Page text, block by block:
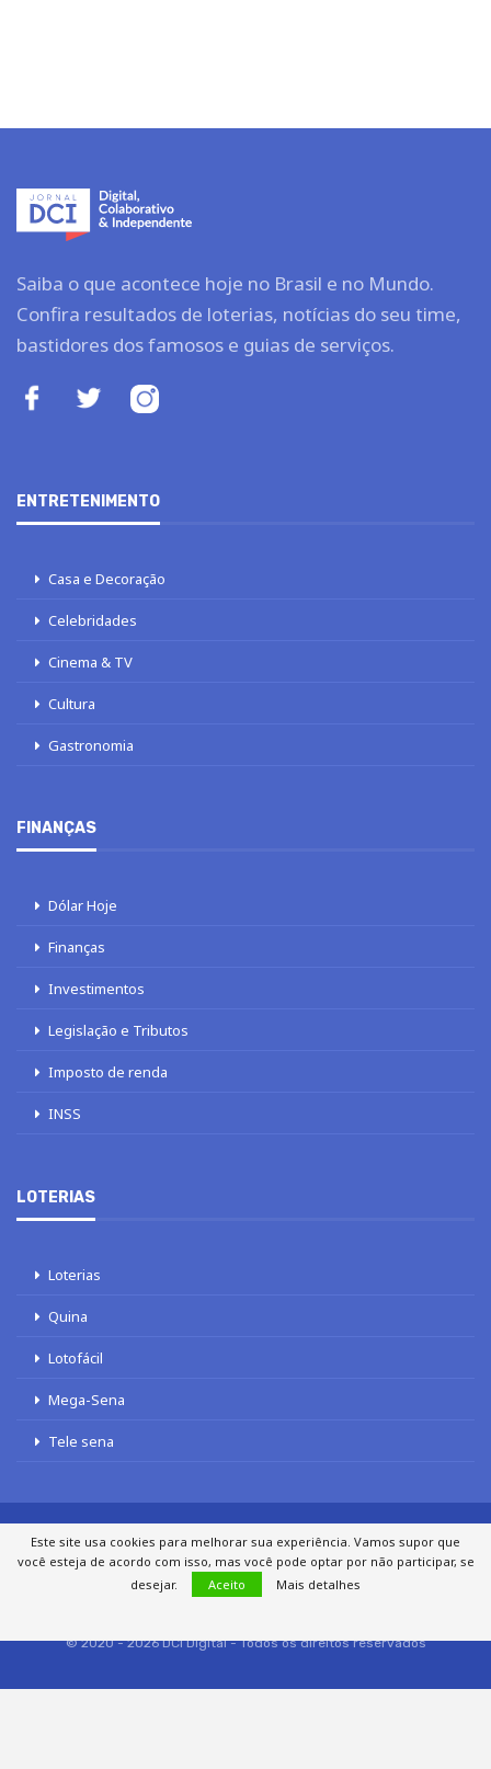
Saiba o que acontece hoje no Brasil e no Mundo.
Confira resultados de loterias, notícias do seu time,
bastidores dos famosos e guias de serviços.
ENTRETENIMENTO
Casa e Decoração
Celebridades
Cinema & TV
Cultura
Gastronomia
FINANÇAS
Dólar Hoje
Finanças
Investimentos
Legislação e Tributos
Imposto de renda
INSS
LOTERIAS
Loterias
Quina
Lotofácil
Mega-Sena
Tele sena
SOBRE NÓS AUTORES
FALE COM O JORNAL DCI
POLÍTICA DE PRIVACIDADE
TERMOS DE USO
© 2020 - 2026 DCI Digital - Todos os direitos reservados
Este site usa cookies para melhorar sua experiência. Vamos supor que
você esteja de acordo com isso, mas você pode optar por não participar, se
desejar.
Aceito Mais detalhes